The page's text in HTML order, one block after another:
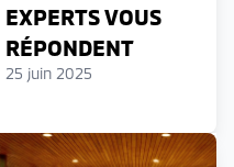
EXPERTS VOUS
RÉPONDENT
25 juin 2025